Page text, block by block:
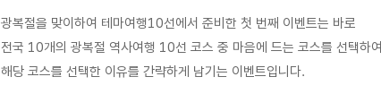
광복절을 맞이하여 테마여행10선에서 준비한 첫 번째 이벤트는 바로
전국 10개의 광복절 역사여행 10선 코스 중 마음에 드는 코스를 선택하여
해당 코스를 선택한 이유를 간략하게 남기는 이벤트입니다.